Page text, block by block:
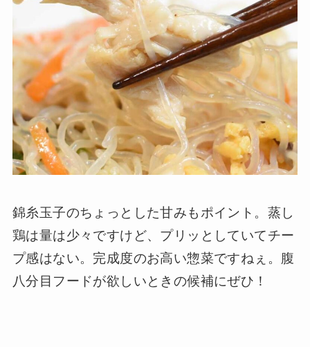
錦糸玉子のちょっとした甘みもポイント。蒸し
鶏は量は少々ですけど、プリッとしていてチー
プ感はない。完成度のお高い惣菜ですねぇ。腹
八分目フードが欲しいときの候補にぜひ！